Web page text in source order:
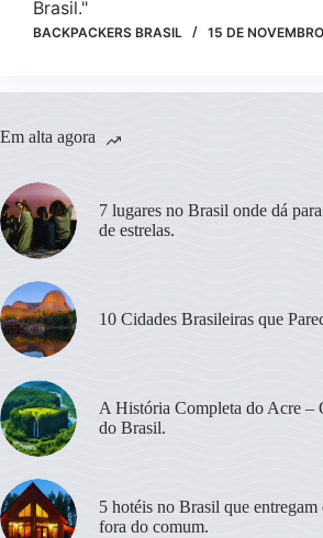
Brasil."
BACKPACKERS BRASIL 15 DE
Em alta agora
7 lugares no Brasil onde dá
de estrelas.
10 Cidades Brasileiras que
A História Completa do Acre –
do Brasil.
5 hotéis no Brasil que entregam
fora do comum.